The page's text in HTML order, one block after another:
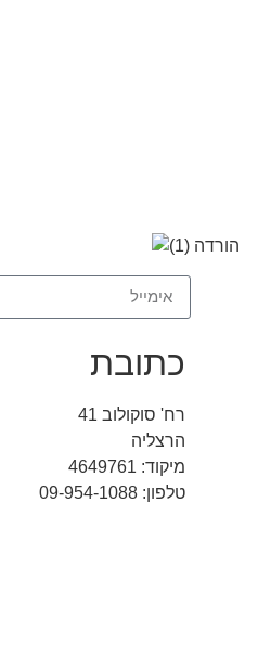
כתובת
רח' סוקולוב 41
הרצליה
מיקוד: 4649761
טלפון: 09-954-1088